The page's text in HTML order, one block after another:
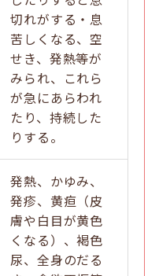
切れがする・息
苦しくなる、空
せき、発熱等が
みられ、これら
が急にあらわれ
たり、持続した
りする。
発熱、かゆみ、
発疹、黄疸（皮
膚や白目が黄色
くなる）、褐色
尿、全身のだる